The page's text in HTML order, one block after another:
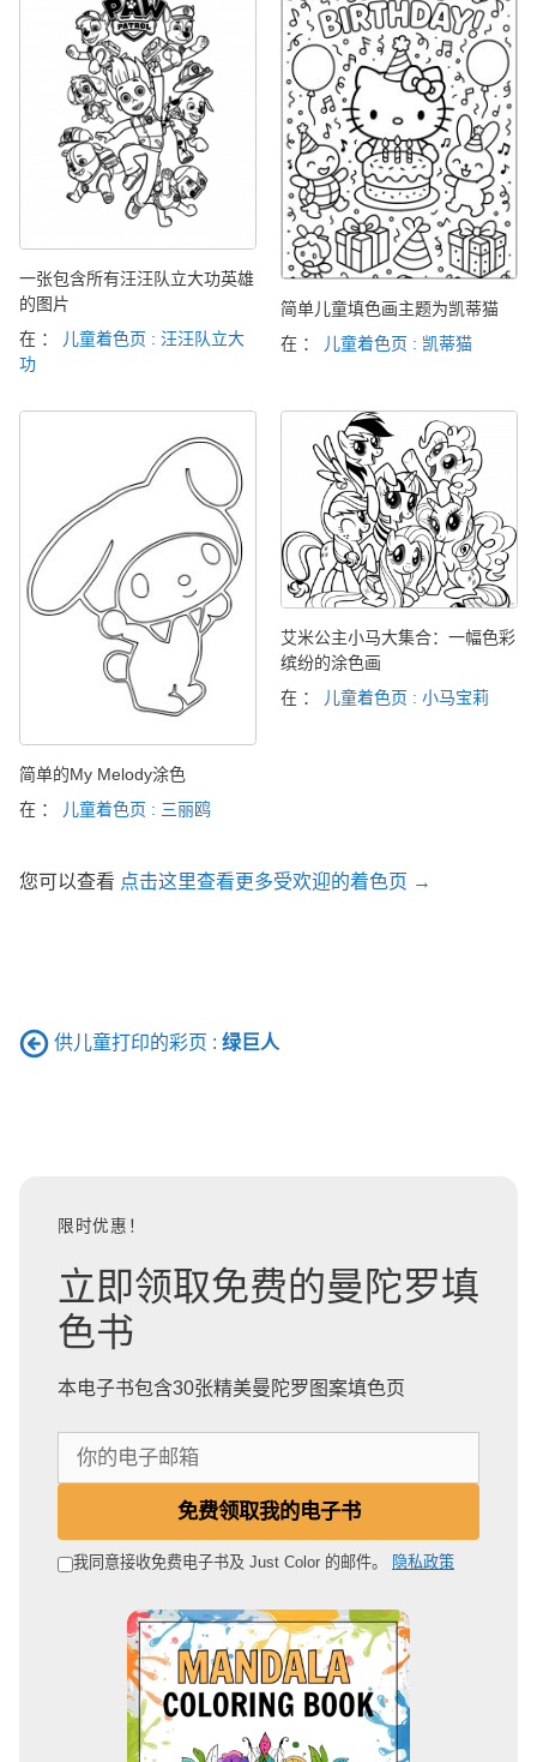
一张包含所有汪汪队立大功英雄
的图片
在 ：
儿童着色页 : 汪汪队立大
功
简单儿童填色画主题为凯蒂猫
在 ：
儿童着色页 : 凯蒂猫
简单的My Melody涂色
在 ：
儿童着色页 : 三丽鸥
艾米公主小马大集合：一幅色彩
缤纷的涂色画
在 ：
儿童着色页 : 小马宝莉
您可以查看 点击这里查看更多受欢迎的着色页 →
供儿童打印的彩页 : 绿巨人
限时优惠！
立即领取免费的曼陀罗填
色书
本电子书包含30张精美曼陀罗图案填色页
邮
免费领取我的电子书
我同意接收免费电子书及 Just Color 的邮件。 隐私政策